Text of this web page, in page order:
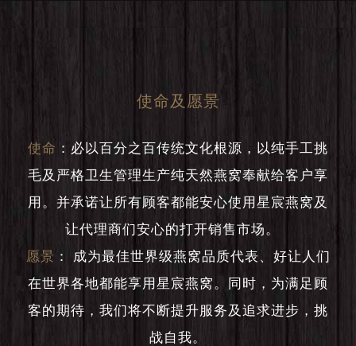
使命及愿景
使命 ： 必以百分之百传统文化根源，以纯手工挑
毛及严格卫生管理生产纯天然燕窝奉献给客户享
用。并承诺让所有顾客都能安心使用星宸燕窝及
让代理商们安心的打开销售市场。
愿景 ：
成为最佳世界级燕窝品质代表、好让人们
在世界各地都能享用星宸燕窝。同时，为满足顾
客的期待，我们将不断提升服务及追求进步，挑
战自我。